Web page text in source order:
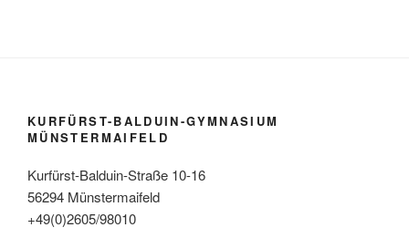
KURFÜRST-BALDUIN-GYMNASIUM
MÜNSTERMAIFELD
Kurfürst-Balduin-Straße 10-16
56294 Münstermaifeld
+49(0)2605/98010